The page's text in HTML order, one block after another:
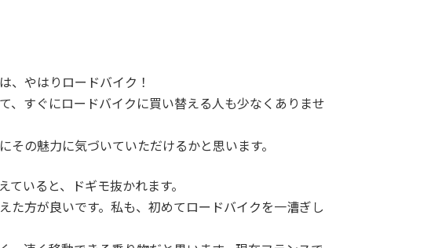
、やはりロードバイク！
、すぐにロードバイクに買い替える人も少なくありませ
の魅力に気づいていただけるかと思います。
いると、ドギモ抜かれます。
た方が良いです。私も、初めてロードバイクを一漕ぎし